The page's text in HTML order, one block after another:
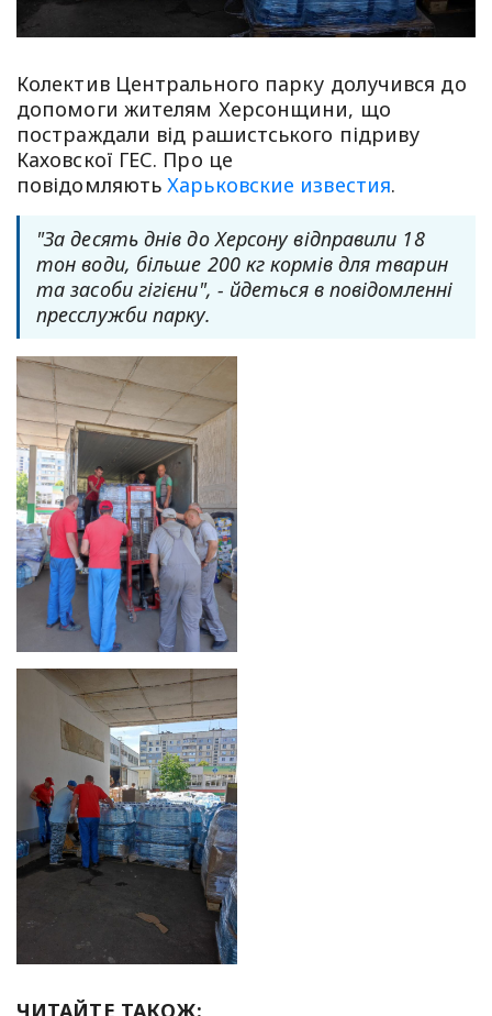
Колектив Центрального парку долучився до
допомоги жителям Херсонщини, що
постраждали від рашистського підриву
Каховскої ГЕС. Про це
повідомляютьХарьковские известия.
"За десять днів до Херсону відправили 18
тон води, більше 200 кг кормів для тварин
та засоби гігієни", - йдеться в повідомленні
пресслужби парку.
ЧИТАЙТЕ ТАКОЖ: